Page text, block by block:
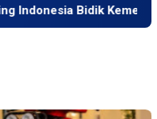
Bidik Kemenangan